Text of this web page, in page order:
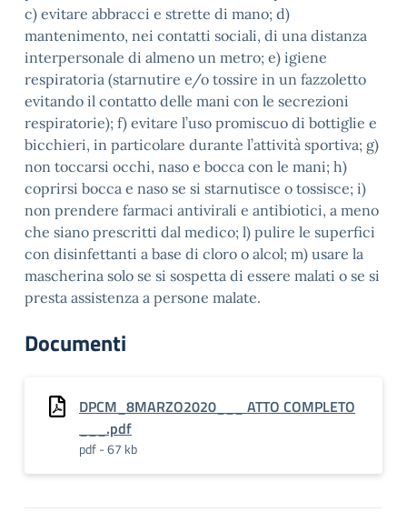
c) evitare abbracci e strette di mano; d)
mantenimento, nei contatti sociali, di una distanza
interpersonale di almeno un metro; e) igiene
respiratoria (starnutire e/o tossire in un fazzoletto
evitando il contatto delle mani con le secrezioni
respiratorie); f) evitare l’uso promiscuo di bottiglie e
bicchieri, in particolare durante l’attività sportiva; g)
non toccarsi occhi, naso e bocca con le mani; h)
coprirsi bocca e naso se si starnutisce o tossisce; i)
non prendere farmaci antivirali e antibiotici, a meno
che siano prescritti dal medico; l) pulire le superfici
con disinfettanti a base di cloro o alcol; m) usare la
mascherina solo se si sospetta di essere malati o se si
presta assistenza a persone malate.
Documenti
DPCM_8MARZO2020___ ATTO COMPLETO
___.pdf
pdf - 67 kb